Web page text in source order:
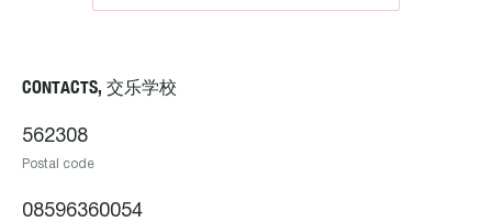
CONTACTS, 交乐学校
562308
Postal code
08596360054